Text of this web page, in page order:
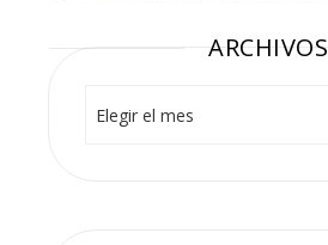
ARCHIVOS